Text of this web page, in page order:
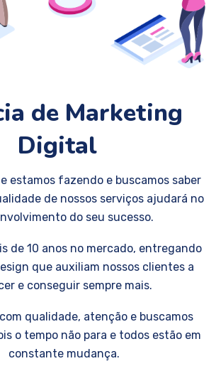
de Marketing
Digital
estamos fazendo e buscamos saber
de nossos serviços ajudará no
do seu sucesso.
de 10 anos no mercado, entregando
que auxiliam nossos clientes a
e conseguir sempre mais.
qualidade, atenção e buscamos
o tempo não para e todos estão em
constante mudança.